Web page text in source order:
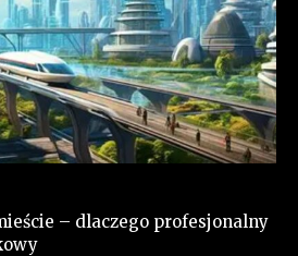
– dlaczego profesjonalny